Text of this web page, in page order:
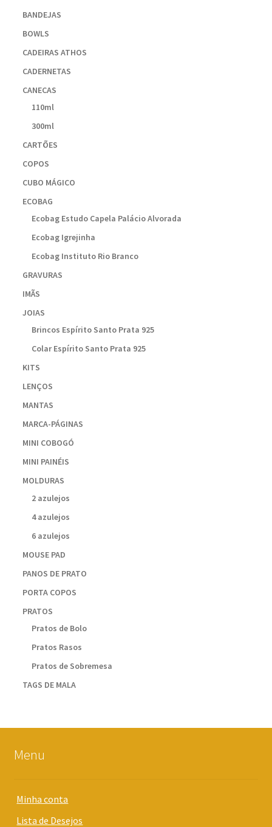
BANDEJAS
BOWLS
CADEIRAS ATHOS
CADERNETAS
CANECAS
110ml
300ml
CARTÕES
COPOS
CUBO MÁGICO
ECOBAG
Ecobag Estudo Capela Palácio Alvorada
Ecobag Igrejinha
Ecobag Instituto Rio Branco
GRAVURAS
IMÃS
JOIAS
Brincos Espírito Santo Prata 925
Colar Espírito Santo Prata 925
KITS
LENÇOS
MANTAS
MARCA-PÁGINAS
MINI COBOGÓ
MINI PAINÉIS
MOLDURAS
2 azulejos
4 azulejos
6 azulejos
MOUSE PAD
PANOS DE PRATO
PORTA COPOS
PRATOS
Pratos de Bolo
Pratos Rasos
Pratos de Sobremesa
TAGS DE MALA
Menu
Minha conta
Lista de Desejos